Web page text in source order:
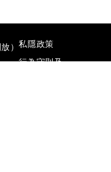
）私隱政策
行為守則及